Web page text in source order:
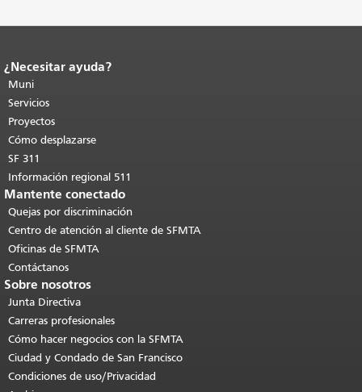
Fin del contenido de la página.
de esta página se repite en todas las
páginas.Volver al principio del
contenido principal
¿Necesitar ayuda?
Muni
Servicios
Proyectos
Cómo desplazarse
SF 311
Información regional 511
Mantente conectado
Quejas por discriminación
Centro de atención al cliente de SFMTA
Oficinas de SFMTA
Contáctanos
Sobre nosotros
Junta Directiva
Carreras profesionales
Cómo hacer negocios con la SFMTA
Ciudad y Condado de San Francisco
Condiciones de uso/Privacidad